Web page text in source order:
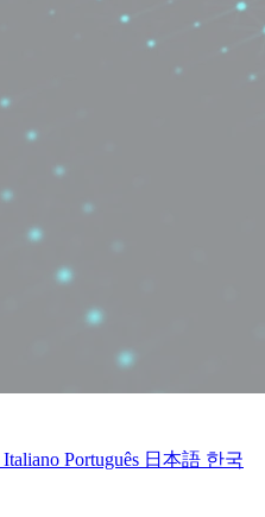
Italiano Português 日本語 한국